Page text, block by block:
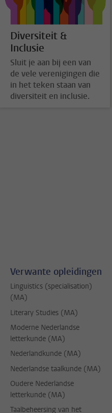
Diversiteit &
Inclusie
Sluit je aan bij een van
de vele verenigingen die
in het teken staan van
diversiteit en inclusie.
Verwante opleidingen
Linguistics (specialisation)
(MA)
Literary Studies (MA)
Moderne Nederlandse
letterkunde (MA)
Nederlandkunde (MA)
Nederlandse taalkunde (MA)
Oudere Nederlandse
letterkunde (MA)
Taalbeheersing van het